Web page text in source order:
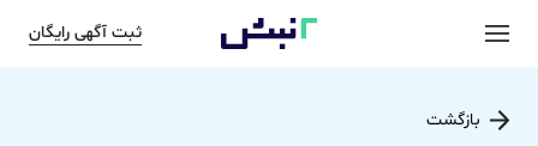
ثبت آگهی رایگان
بازگشت